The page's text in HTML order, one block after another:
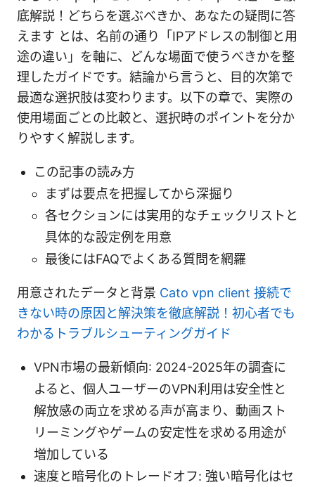
底解説！どちらを選ぶべきか、あなたの疑問に答
えます とは、名前の通り「IPアドレスの制御と用
途の違い」を軸に、どんな場面で使うべきかを整
理したガイドです。結論から言うと、目的次第で
最適な選択肢は変わります。以下の章で、実際の
使用場面ごとの比較と、選択時のポイントを分か
りやすく解説します。
この記事の読み方
まずは要点を把握してから深掘り
各セクションには実用的なチェックリストと
具体的な設定例を用意
最後にはFAQでよくある質問を網羅
用意されたデータと背景 Cato vpn client 接続で
きない時の原因と解決策を徹底解説！初心者でも
わかるトラブルシューティングガイド
VPN市場の最新傾向: 2024-2025年の調査に
よると、個人ユーザーのVPN利用は安全性と
解放感の両立を求める声が高まり、動画スト
リーミングやゲームの安定性を求める用途が
増加している
速度と暗号化のトレードオフ: 強い暗号化はセ